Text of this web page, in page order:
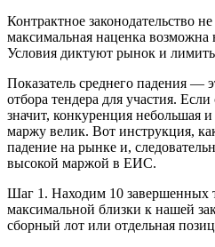
Контрактное законодательство
максимальная наценка возможна
Условия диктуют рынок и
Показатель среднего падения —
отбора тендера для участия.
значит, конкуренция небольшая
маржу велик. Вот инструкция,
падение на рынке и,
высокой маржой в ЕИС.
Шаг 1. Находим 10 завершенных
максимальной близки к нашей
сборный лот или отдельная